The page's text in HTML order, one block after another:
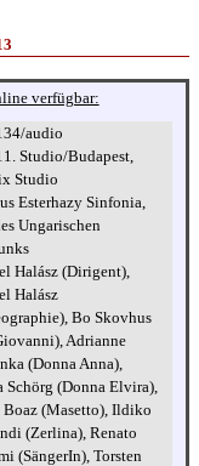
verfügbar:
audio
Studio/Budapest,
Studio
Esterhazy Sinfonia,
Ungarischen
Halász (Dirigent),
Halász
Bo Skovhus
Adrianne
(Donna Anna),
Schörg (Donna Elvira),
(Masetto), Ildiko
(Zerlina), Renato
(SängerIn), Torsten